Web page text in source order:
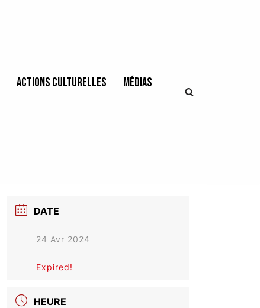
Actions culturelles
Médias
DATE
24 Avr 2024
Expired!
HEURE